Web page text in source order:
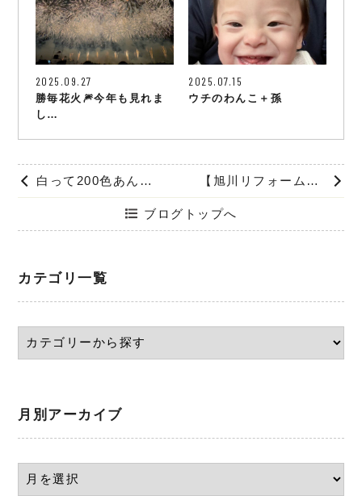
2025.09.27
勝毎花火🎆今年も見れま
し…
2025.07.15
ウチのわんこ＋孫
白って200色あんねん 【旭川リフォーム・旭川スイーツ】6月にNAMA果というゼリー専門店OPENするそうです！
ブログトップへ
カテゴリ一覧
月別アーカイブ